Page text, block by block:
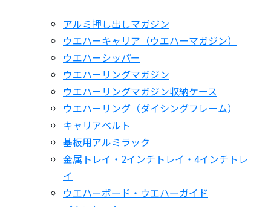
アルミ押し出しマガジン
ウエハーキャリア（ウエハーマガジン）
ウエハーシッパー
ウエハーリングマガジン
ウエハーリングマガジン収納ケース
ウエハーリング（ダイシングフレーム）
キャリアベルト
基板用アルミラック
金属トレイ・2インチトレイ・4インチトレ
イ
ウエハーボード・ウエハーガイド